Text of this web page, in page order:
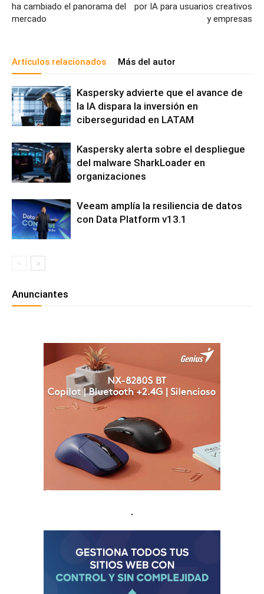
ha cambiado el panorama del
mercado
por IA para usuarios creativos
y empresas
Artículos relacionados Más del autor
Kaspersky advierte que el avance de
la IA dispara la inversión en
ciberseguridad en LATAM
Kaspersky alerta sobre el despliegue
del malware SharkLoader en
organizaciones
Veeam amplía la resiliencia de datos
con Data Platform v13.1
Anunciantes